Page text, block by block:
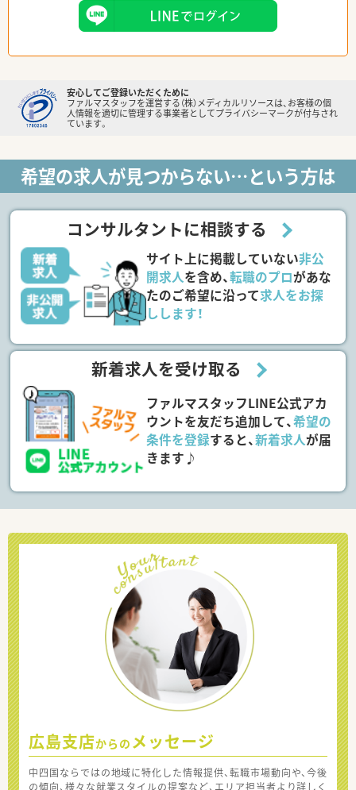
安心してご登録いただくために
ファルマスタッフを運営する（株）メディカルリソースは、お客様の個
人情報を適切に管理する事業者としてプライバシーマークが付与され
ています。
希望の求人が見つからない…という方は
コンサルタントに相談する
サイト上に掲載していない非公
開求人を含め、転職のプロがあな
たのご希望に沿って求人をお探
しします！
新着求人を受け取る
ファルマスタッフLINE公式アカ
ウントを友だち追加して、希望の
条件を登録すると、新着求人が届
きます♪
広島支店からの メッセージ
中四国ならではの地域に特化した情報提供、転職市場動向や、今後